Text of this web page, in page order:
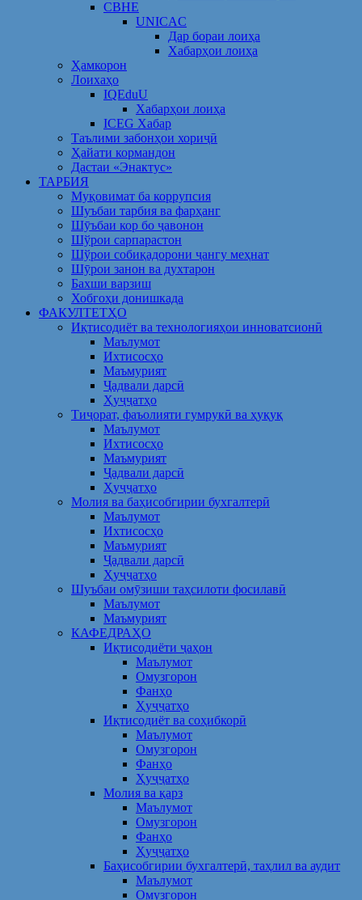
CBHE
UNICAC
Дар бораи лоиҳа
Хабарҳои лоиҳа
Ҳамкорон
Лоихаҳо
IQEduU
Хабарҳои лоиҳа
ICEG Хабар
Таълими забонҳои хориҷӣ
Ҳайати кормандон
Дастаи «Энактус»
ТАРБИЯ
Муқовимат ба коррупсия
Шуъбаи тарбия ва фарҳанг
Шӯъбаи кор бо ҷавонон
Шўрои сарпарастон
Шўрои собиқадорони ҷангу меҳнат
Шӯрои занон ва духтарон
Бахши варзиш
Хобгоҳи донишкада
ФАКУЛТЕТҲО
Иқтисодиёт ва технологияҳои инноватсионӣ
Маълумот
Ихтисосҳо
Маъмурият
Ҷадвали дарсӣ
Ҳуҷҷатҳо
Тиҷорат, фаъолияти гумрукӣ ва ҳуқуқ
Маълумот
Ихтисосҳо
Маъмурият
Ҷадвали дарсӣ
Ҳуҷҷатҳо
Молия ва баҳисобгирии бухгалтерӣ
Маълумот
Ихтисосҳо
Маъмурият
Ҷадвали дарсӣ
Ҳуҷҷатҳо
Шуъбаи омӯзиши таҳсилоти фосилавӣ
Маълумот
Маъмурият
КАФЕДРАҲО
Иқтисодиёти ҷаҳон
Маълумот
Омузгорон
Фанҳо
Ҳуҷҷатҳо
Иқтисодиёт ва соҳибкорӣ
Маълумот
Омузгорон
Фанҳо
Ҳуҷҷатҳо
Молия ва қарз
Маълумот
Омузгорон
Фанҳо
Ҳуҷҷатҳо
Баҳисобгирии бухгалтерӣ, таҳлил ва аудит
Маълумот
Омузгорон